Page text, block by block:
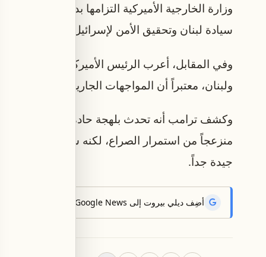
وزارة الخارجية الأميركية التزامها بدفع
سيادة لبنان وتحقيق الأمن لإسرائيل.
وفي المقابل، أعرب الرئيس الأميركي دونالد
ولبنان، معتبراً أن المواجهات الجارية تعرقل
وكشف ترامب أنه تحدث بلهجة حادة مع نتنياهو
منزعجاً من استمرار الصراع، لكنه شدد في الوقت
جيدة جداً.
أضِف ديلي بيروت إلى Google News لتتلقّى أحدث الأخبار أوّلاً.